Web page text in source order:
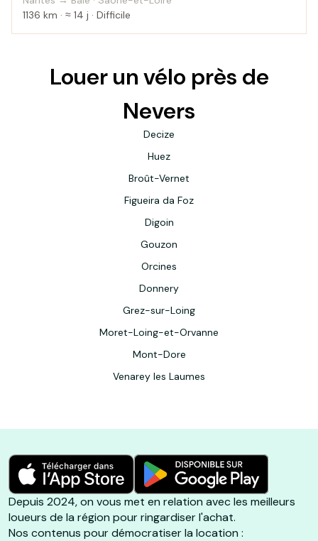
1136 km · ≈ 14 j · Difficile
Louer un vélo près de
Nevers
Decize
Huez
Broût-Vernet
Figueira da Foz
Digoin
Gouzon
Orcines
Donnery
Grez-sur-Loing
Moret-Loing-et-Orvanne
Mont-Dore
Venarey les Laumes
Depuis 2024, on vous met en relation avec les meilleurs
loueurs de la région pour ringardiser l'achat.
Nos contenus pour démocratiser la location :